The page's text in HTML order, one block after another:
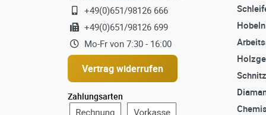
+49(0)651/98126 666
+49(0)651/98126 699
Mo-Fr von 7:30 - 16:00
Vertrag widerrufen
Zahlungsarten